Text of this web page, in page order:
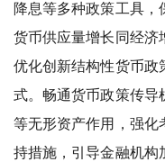
降息等多种政策工具，
货币供应量增长同经济
优化创新结构性货币政
式。畅通货币政策传导
等无形资产作用，强化
持措施，引导金融机构